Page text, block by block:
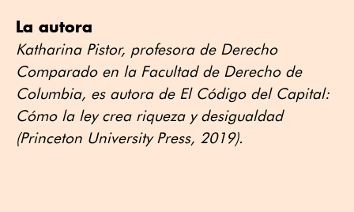
La autora
Katharina Pistor, profesora de Derecho
Comparado en la Facultad de Derecho de
Columbia, es autora de El Código del Capital:
Cómo la ley crea riqueza y desigualdad
(Princeton University Press, 2019).